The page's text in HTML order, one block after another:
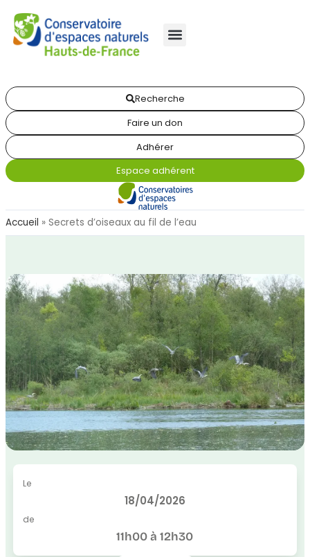
Recherche
Faire un don
Adhérer
Espace adhérent
Accueil » Secrets d’oiseaux au fil de l’eau
Le
18/04/2026
de
11h00 à 12h30